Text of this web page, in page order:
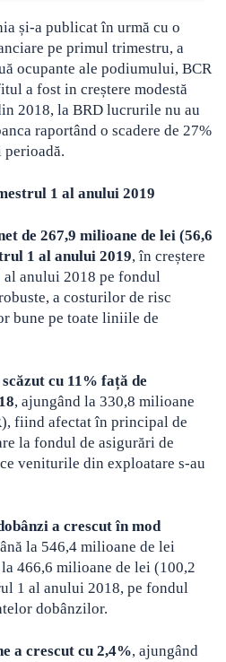
și-a publicat în urmă cu o
pe primul trimestru, a
ocupante ale podiumului, BCR
a fost in creștere modestă
2018, la BRD lucrurile nu au
raportând o scadere de 27%
perioadă.
1 al anului 2019
de 267,9 milioane de lei (56,6
1 al anului 2019, în creștere
anului 2018 pe fondul
a costurilor de risc
bune pe toate liniile de
cu 11% față de
, ajungând la 330,8 milioane
fiind afectat în principal de
la fondul de asigurări de
veniturile din exploatare s-au
a crescut în mod
la 546,4 milioane de lei
466,6 milioane de lei (100,2
1 al anului 2018, pe fondul
dobânzilor.
a crescut cu 2,4%, ajungând